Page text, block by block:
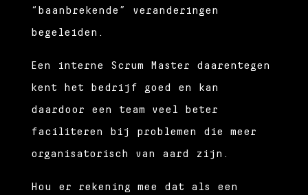
“baanbrekende” veranderingen
begeleiden.
Een interne Scrum Master daarentegen
kent het bedrijf goed en kan
daardoor een team veel beter
faciliteren bij problemen die meer
organisatorisch van aard zijn.
Hou er rekening mee dat als een